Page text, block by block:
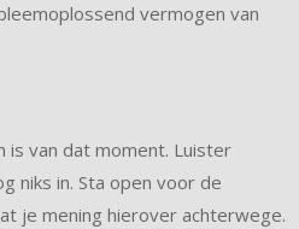
vermogen van
van dat moment. Luister
niks in. Sta open voor de
je mening hierover achterwege.